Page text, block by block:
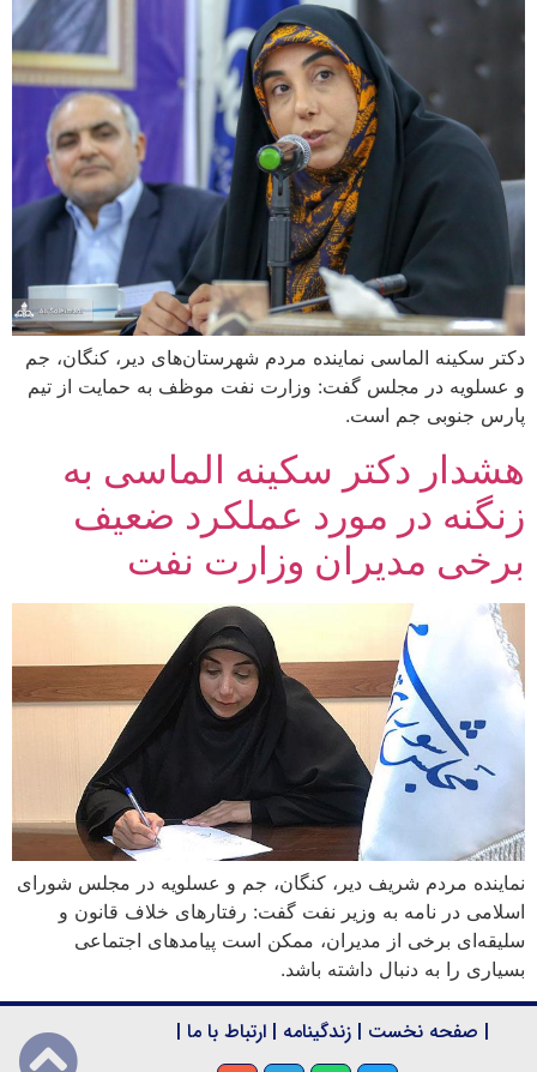
دکتر سکینه الماسی نماینده مردم شهرستان‌های دیر، کنگان، جم
و عسلویه در مجلس گفت: وزارت نفت موظف به حمایت از تیم
پارس جنوبی جم است.
هشدار دکتر سکینه الماسی به
زنگنه در مورد عملکرد ضعیف
برخی مدیران وزارت نفت
نماینده مردم شریف دیر، کنگان، جم و عسلویه در مجلس شورای
اسلامی در نامه به وزیر نفت گفت: رفتارهای خلاف قانون و
سلیقه‌ای برخی از مدیران، ممکن است پیامدهای اجتماعی
بسیاری را به دنبال داشته باشد.
| صفحه نخست | زندگینامه | ارتباط با ما |